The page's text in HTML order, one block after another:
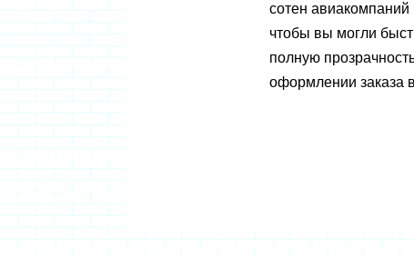
сотен авиакомпаний
чтобы вы могли
полную
оформлении заказа